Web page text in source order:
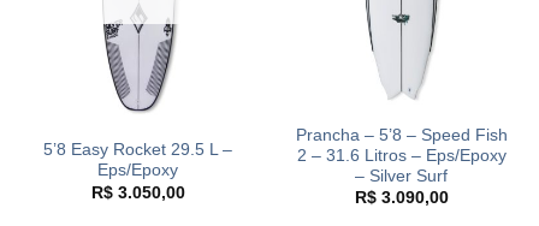
5’8 Easy Rocket 29.5 L –
Eps/Epoxy
R$3.050,00
Prancha – 5’8 – Speed Fish
2 – 31.6 Litros – Eps/Epoxy
– Silver Surf
R$3.090,00